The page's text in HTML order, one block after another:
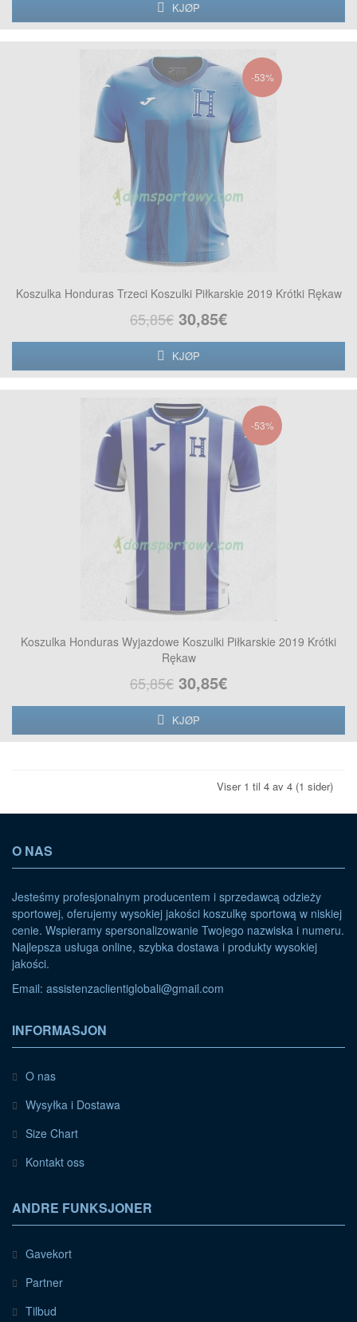
KJØP
-53%
Koszulka Honduras Trzeci Koszulki Piłkarskie 2019 Krótki Rękaw
65,85€ 30,85€
KJØP
-53%
Koszulka Honduras Wyjazdowe Koszulki Piłkarskie 2019 Krótki
Rękaw
65,85€ 30,85€
KJØP
Viser 1 til 4 av 4 (1 sider)
O NAS
Jesteśmy profesjonalnym producentem i sprzedawcą odzieży
sportowej, oferujemy wysokiej jakości koszulkę sportową w niskiej
cenie. Wspieramy spersonalizowanie Twojego nazwiska i numeru.
Najlepsza usługa online, szybka dostawa i produkty wysokiej
jakości.
Email: assistenzaclientiglobali@gmail.com
INFORMASJON
O nas
Wysyłka i Dostawa
Size Chart
Kontakt oss
ANDRE FUNKSJONER
Gavekort
Partner
Tilbud